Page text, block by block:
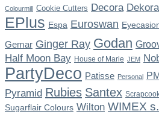
Colourmill Cookie Cutters Decora Dekora
EPlus Espa Euroswan
Gemar Ginger Ray Godan
Half Moon Bay House of Marie JEM
PartyDeco Patisse Personal
Pyramid Rubies Santex
Sugarflair Colours Wilton WIMEX